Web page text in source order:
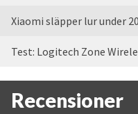
Xiaomi släpper lur under
Test: Logitech Zone
Recensioner